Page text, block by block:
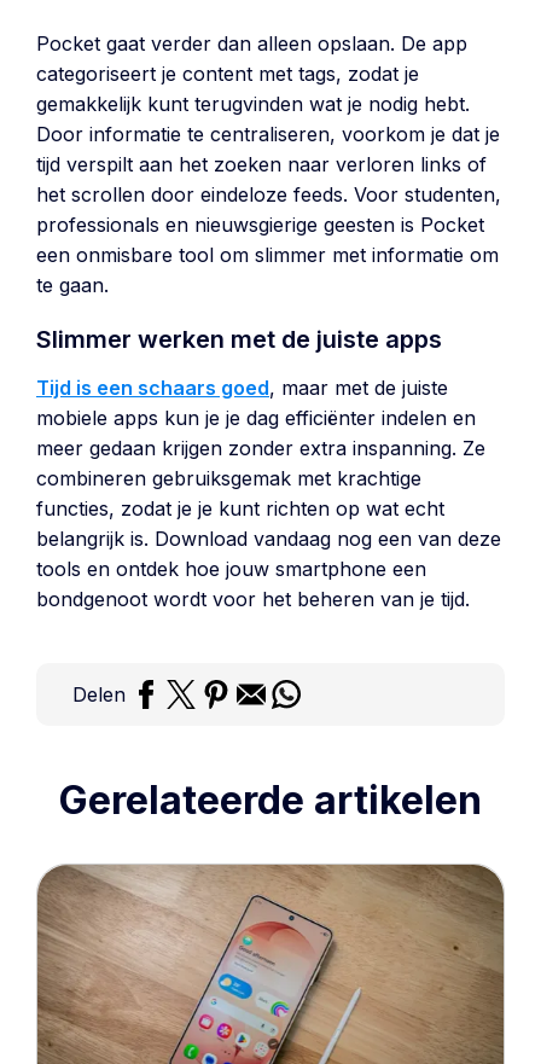
Pocket gaat verder dan alleen opslaan. De app
categoriseert je content met tags, zodat je
gemakkelijk kunt terugvinden wat je nodig hebt.
Door informatie te centraliseren, voorkom je dat je
tijd verspilt aan het zoeken naar verloren links of
het scrollen door eindeloze feeds. Voor studenten,
professionals en nieuwsgierige geesten is Pocket
een onmisbare tool om slimmer met informatie om
te gaan.
Slimmer werken met de juiste apps
Tijd is een schaars goed, maar met de juiste
mobiele apps kun je je dag efficiënter indelen en
meer gedaan krijgen zonder extra inspanning. Ze
combineren gebruiksgemak met krachtige
functies, zodat je je kunt richten op wat echt
belangrijk is. Download vandaag nog een van deze
tools en ontdek hoe jouw smartphone een
bondgenoot wordt voor het beheren van je tijd.
Delen
Gerelateerde artikelen